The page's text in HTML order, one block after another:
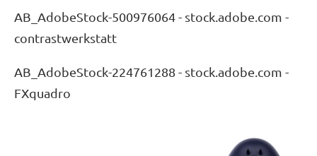
AB_AdobeStock-500976064 - stock.adobe.com -
contrastwerkstatt
AB_AdobeStock-224761288 - stock.adobe.com -
FXquadro